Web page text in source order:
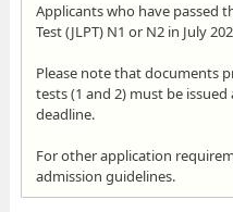
Applicants who have passed
Test (JLPT) N1 or N2 in July
Please note that documents
tests (1 and 2) must be
deadline.
For other application
admission guidelines.